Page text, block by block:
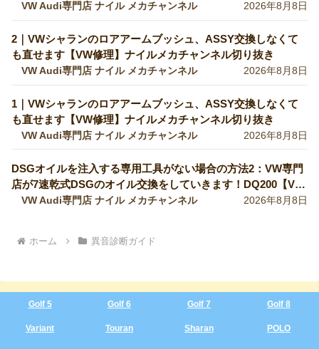
VW Audi専門店 ナイル メカチャンネル 2026年8月8日
2｜VWシャランのロアアームブッシュ、ASSY交換しなくて
も直せます【VW修理】ナイルメカチャンネル切り抜き
VW Audi専門店 ナイル メカチャンネル 2026年8月8日
1｜VWシャランのロアアームブッシュ、ASSY交換しなくて
も直せます【VW修理】ナイルメカチャンネル切り抜き
VW Audi専門店 ナイル メカチャンネル 2026年8月8日
DSGオイルを注入する専用工具がない場合の方法2：VW専門
店が7速乾式DSGのオイル交換をしていきます！DQ200【VW
修理】
VW Audi専門店 ナイル メカチャンネル 2026年8月8日
ホーム 異音診断ガイド
Golf 5 Golf 6 Golf 7 Golf 8
Variant Touran Sharan POLO